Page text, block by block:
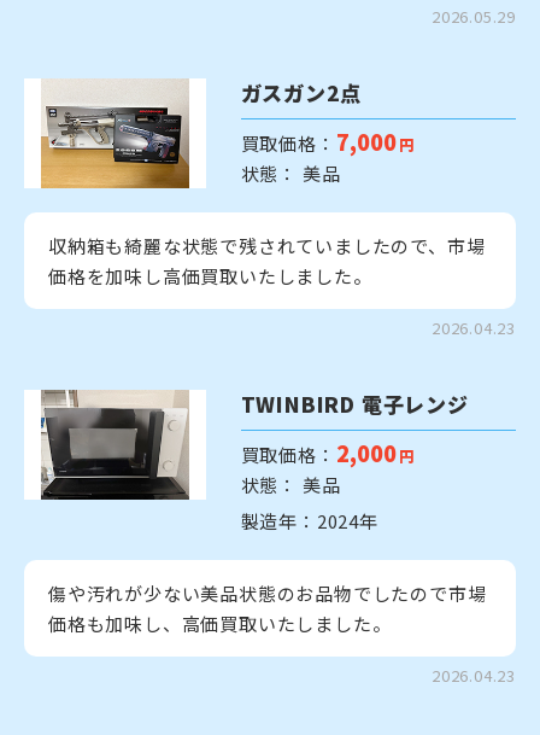
2026.05.29
ガスガン2点
買取価格： 7,000 円
状態： 美品
収納箱も綺麗な状態で残されていましたので、市場
価格を加味し高価買取いたしました。
2026.04.23
TWINBIRD 電子レンジ
買取価格： 2,000 円
状態： 美品
製造年：2024年
傷や汚れが少ない美品状態のお品物でしたので市場
価格も加味し、高価買取いたしました。
2026.04.23